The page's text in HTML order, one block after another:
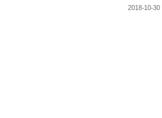
2018-10-30